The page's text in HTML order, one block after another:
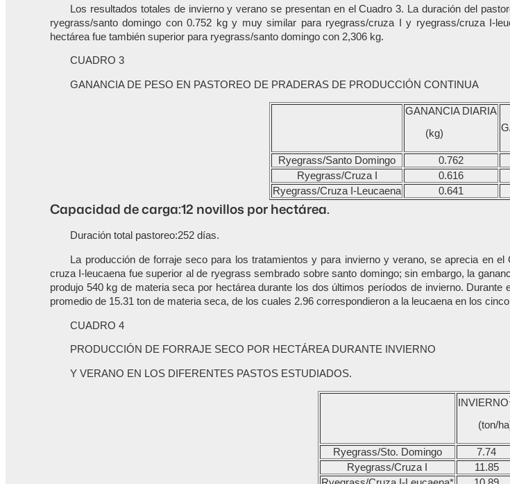
Los resultados totales de invierno y verano se presentan en el Cuadro 3. La duración del
ryegrass/santo domingo con 0.752 kg y muy similar para ryegrass/cruza I y ryegrass/cruza I-
hectárea fue también superior para ryegrass/santo domingo con 2,306 kg.
CUADRO 3
GANANCIA DE PESO EN PASTOREO DE PRADERAS DE PRODUCCIÓN CONTINUA
GANANCIA DIARIA
(kg)
Ryegrass/Santo Domingo 0.762
Ryegrass/Cruza I
0.616
Ryegrass/Cruza I-Leucaena
0.641
Capacidad de carga:12 novillos por hectárea.
Duración total pastoreo:252 días.
La producción de forraje seco para los tratamientos y para invierno y verano, se aprecia en
cruza I-leucaena fue superior al de ryegrass sembrado sobre santo domingo; sin embargo, la
produjo 540 kg de materia seca por hectárea durante los dos últimos períodos de invierno.
promedio de 15.31 ton de materia seca, de los cuales 2.96 correspondieron a la leucaena en los
CUADRO 4
PRODUCCIÓN DE FORRAJE SECO POR HECTÁREA DURANTE INVIERNO
Y VERANO EN LOS DIFERENTES PASTOS ESTUDIADOS.
INVIERNO
(ton/
Ryegrass/Sto. Domingo 7.74
Ryegrass/Cruza I
11.85